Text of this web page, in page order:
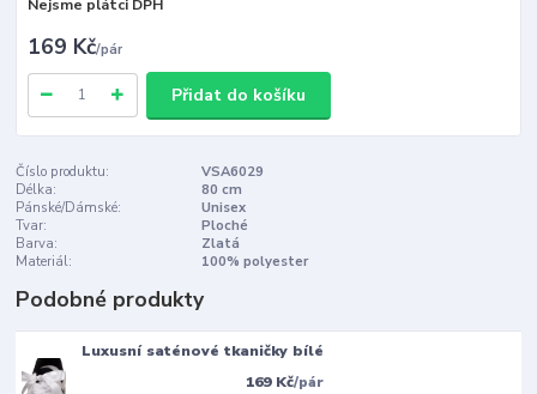
Nejsme plátci DPH
169 Kč/pár
Přidat do košíku
Číslo produktu:
VSA6029
Délka:
80 cm
Pánské/Dámské:
Unisex
Tvar:
Ploché
Barva:
Zlatá
Materiál:
100% polyester
Podobné produkty
Luxusní saténové tkaničky bílé
169 Kč/pár